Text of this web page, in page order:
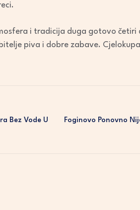
i tradicija duga gotovo četiri
piva i dobre zabave.
Bez Vode U
Foginovo Ponovno